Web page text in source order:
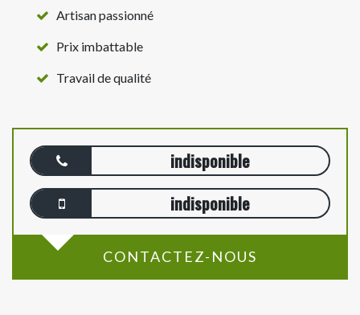
Artisan passionné
Prix imbattable
Travail de qualité
indisponible
indisponible
CONTACTEZ-NOUS